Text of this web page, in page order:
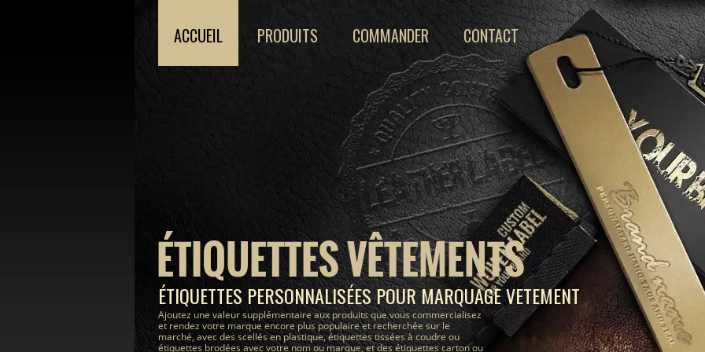
ÉTIQUETTES VÊTEMENTS
ÉTIQUETTES PERSONNALISÉES POUR MARQUAGE VETEMENT
Ajoutez une valeur supplémentaire aux produits que vous commercialisez
et rendez votre marque encore plus populaire et recherchée sur le
marché, avec des scellés en plastique, étiquettes tissées à coudre ou
étiquettes brodées avec votre nom ou marque, et des étiquettes carton ou
ACCUEIL PRODUITS COMMANDER CONTACT